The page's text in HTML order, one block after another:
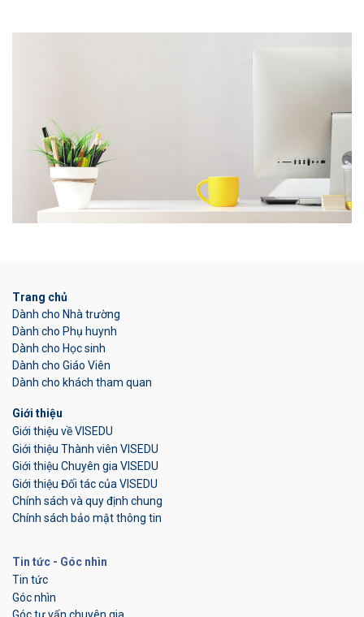
Trang chủ
Dành cho Nhà trường
Dành cho Phụ huynh
Dành cho Học sinh
Dành cho Giáo Viên
Dành cho khách tham quan
Giới thiệu
Giới thiệu về VISEDU
Giới thiệu Thành viên VISEDU
Giới thiệu Chuyên gia VISEDU
Giới thiệu Đối tác của VISEDU
Chính sách và quy định chung
Chính sách bảo mật thông tin
Tin tức - Góc nhìn
Tin tức
Góc nhìn